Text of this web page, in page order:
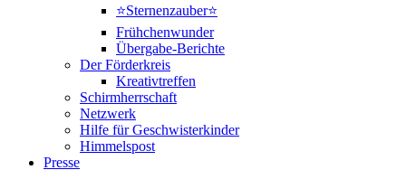
⭐Sternenzauber⭐
Frühchenwunder
Übergabe-Berichte
Der Förderkreis
Kreativtreffen
Schirmherrschaft
Netzwerk
Hilfe für Geschwisterkinder
Himmelspost
Presse